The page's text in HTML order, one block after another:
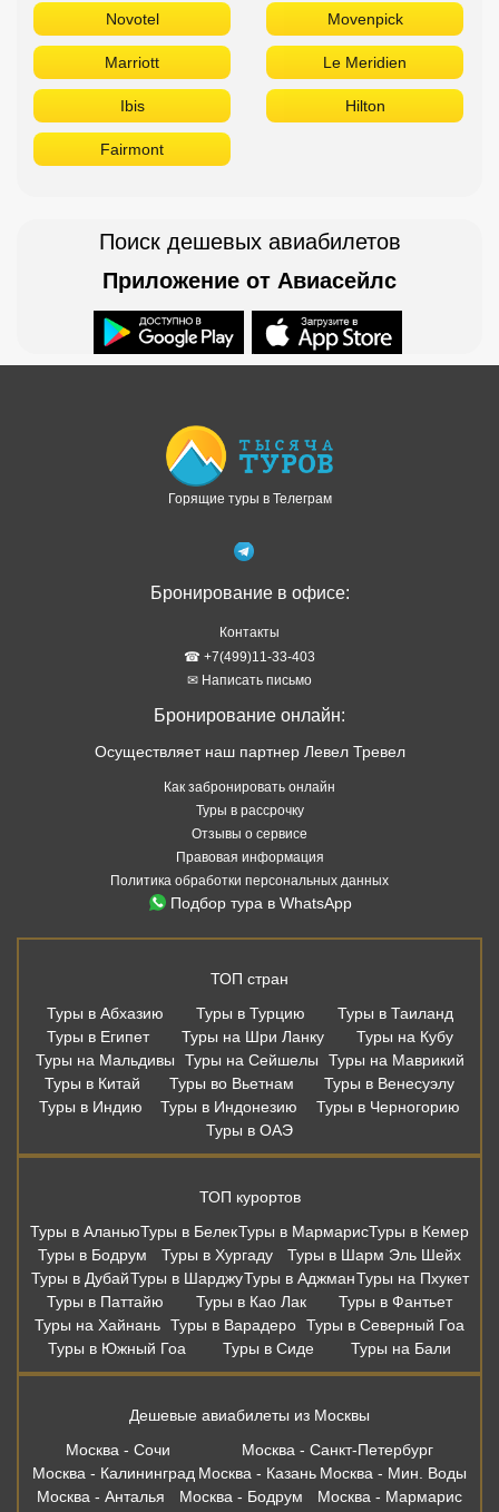
Novotel Movenpick
Marriott Le Meridien
Ibis Hilton
Fairmont
Поиск дешевых авиабилетов
Приложение от Авиасейлс
Горящие туры в Телеграм
Бронирование в офисе:
Контакты
☎ +7(499)11-33-403
✉ Написать письмо
Бронирование онлайн:
Осуществляет наш партнер Левел Тревел
Как забронировать онлайн
Туры в рассрочку
Отзывы о сервисе
Правовая информация
Политика обработки персональных данных
Подбор тура в WhatsApp
ТОП стран
Туры в Абхазию
Туры в Турцию
Туры в Таиланд
Туры в Египет
Туры на Шри Ланку
Туры на Кубу
Туры на Мальдивы
Туры на Сейшелы
Туры на Маврикий
Туры в Китай
Туры во Вьетнам
Туры в Венесуэлу
Туры в Индию
Туры в Индонезию
Туры в Черногорию
Туры в ОАЭ
ТОП курортов
Туры в АланьюТуры в БелекТуры в МармарисТуры в Кемер
Туры в Бодрум
Туры в Хургаду
Туры в Шарм Эль Шейх
Туры в ДубайТуры в ШарджуТуры в АджманТуры на Пхукет
Туры в Паттайю
Туры в Као Лак
Туры в Фантьет
Туры на Хайнань Туры в Варадеро Туры в Северный Гоа
Туры в Южный Гоа
Туры в Сиде Туры на Бали
Дешевые авиабилеты из Москвы
Москва - Сочи
Москва - Санкт-Петербург
Москва - Калининград Москва - Казань Москва - Мин. Воды
Москва - Анталья
Москва - Бодрум
Москва - Мармарис